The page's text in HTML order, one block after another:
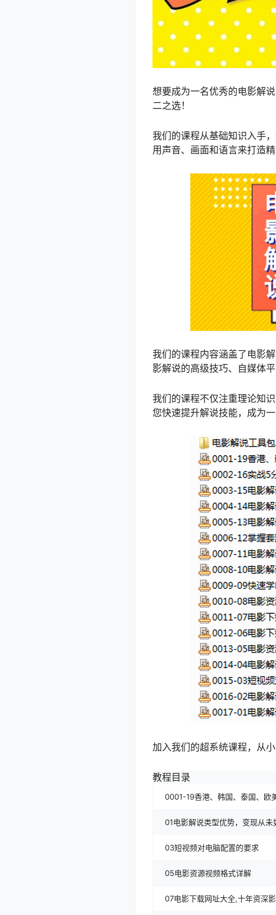
想要成为一名优秀的电影解
二之选！
我们的课程从基础知识入手
用声音、画面和语言来打造
我们的课程内容涵盖了电影
影解说的高级技巧、自媒体平
我们的课程不仅注重理论知
您快速提升解说技能，成为
加入我们的超系统课程，从
教程目录
0001-19香港、韩国、泰国、欧
01电影解说类型优势，变现从未
03短视频对电脑配置的要求
05电影资源视频格式详解
07电影下载网址大全,十年资深